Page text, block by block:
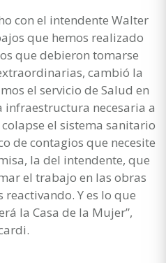
con el intendente Walter
que hemos realizado
que debieron tomarse
cambió la
el servicio de Salud en
necesaria a
el sistema sanitario
de contagios que necesite
la del intendente, que
el trabajo en las obras
Y es lo que
la Casa de la Mujer”,